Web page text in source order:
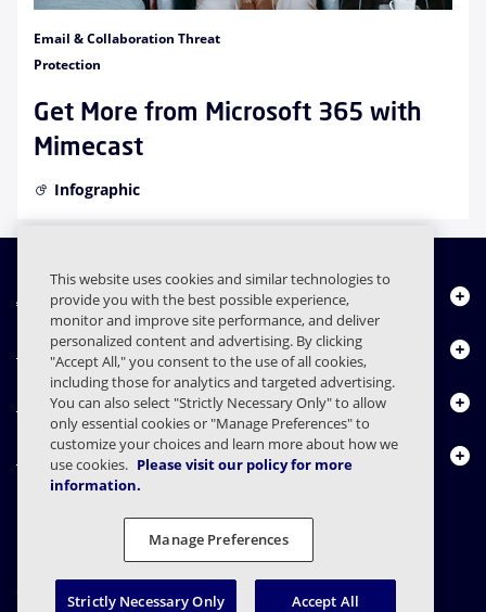
Email & Collaboration Threat
Protection
Get More from Microsoft 365 with
Mimecast
Infographic
À propos de nous
Produits
Centre de ressources
Nous contacter
Déclaration de confidentialité
Confidentialité
Divulgation responsable
This website uses cookies and similar technologies to
provide you with the best possible experience,
monitor and improve site performance, and deliver
personalized content and advertising. By clicking
"Accept All," you consent to the use of all cookies,
including those for analytics and targeted advertising.
You can also select "Strictly Necessary Only" to allow
only essential cookies or "Manage Preferences" to
customize your choices and learn more about how we
use cookies. Please visit our policy for more
information.
Manage Preferences
Strictly Necessary Only Accept All